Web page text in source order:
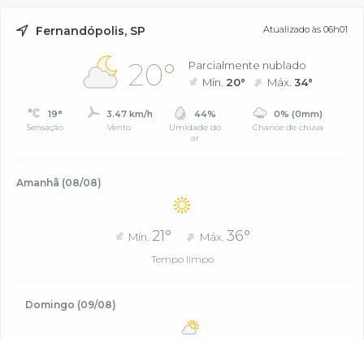
Fernandópolis, SP Atualizado às 06h01
20°
Parcialmente nublado
Mín. 20° Máx.34°
19°
Sensação
3.47 km/h
Vento
44%
Umidade do
ar
0% (0mm)
Chance de chuva
Amanhã (08/08)
Mín. 21° Máx. 36°
Tempo limpo
Domingo (09/08)